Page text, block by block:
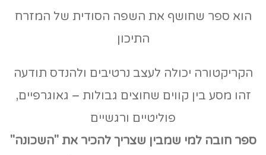
הוא ספר שחושף את השפה הסודית של המזרח
התיכון
הקריקטורה יכולה לעצב נרטיבים ולהנדס תודעה
זהו מסע בין קווים שחוצים גבולות – גאוגרפיים,
פוליטיים ורגשיים
ספר חובה למי שמבין שצריך להכיר את "השכונה"